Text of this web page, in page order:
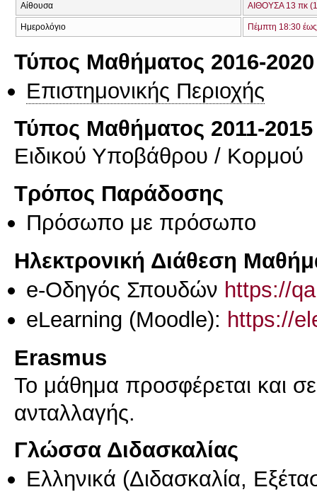
Αίθουσα ΑΙΘΟΥΣΑ 13 πκ
Ημερολόγιο Πέμπτη 18:30
Τύπος Μαθήματος 2016-2020
Επιστημονικής Περιοχής
Τύπος Μαθήματος 2011-2015
Ειδικού Υποβάθρου / Κορμού
Τρόπος Παράδοσης
Πρόσωπο με πρόσωπο
Ηλεκτρονική Διάθεση
e-Οδηγός Σπουδών https://
eLearning (Moodle): https://
Erasmus
Το μάθημα προσφέρεται και
ανταλλαγής.
Γλώσσα Διδασκαλίας
Ελληνικά (Διδασκαλία,